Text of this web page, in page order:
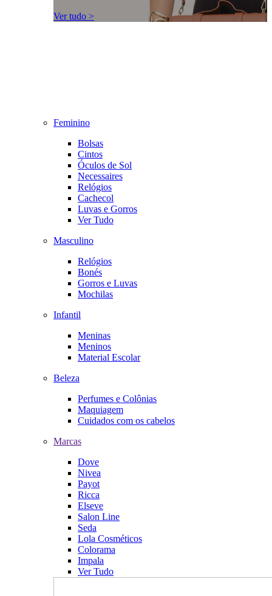
Ver tudo >
Feminino
Bolsas
Cintos
Óculos de Sol
Necessaires
Relógios
Cachecol
Luvas e Gorros
Ver Tudo
Masculino
Relógios
Bonés
Gorros e Luvas
Mochilas
Infantil
Meninas
Meninos
Material Escolar
Beleza
Perfumes e Colônias
Maquiagem
Cuidados com os cabelos
Marcas
Dove
Nivea
Payot
Ricca
Elseve
Salon Line
Seda
Lola Cosméticos
Colorama
Impala
Ver Tudo